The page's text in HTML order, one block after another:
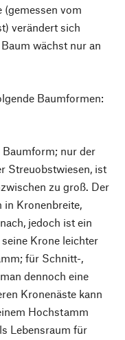
vom
verändert sich
wächst nur an
Baumformen:
nur der
Streuobstwiesen, ist
zu groß. Der
in Kronen­breite,
jedoch ist ein
­Krone leichter
für Schnitt-,
dennoch eine
Kronenäste kann
Hochstamm
Lebensraum für